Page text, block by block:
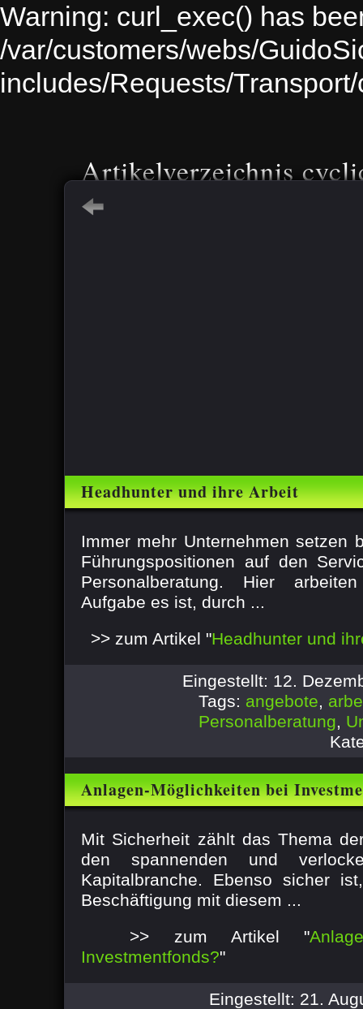
Warning: curl_exec() has
/var/customers/webs/
includes/Requests/
Artikelverzeichnis
Headhunter und ihre Arbeit
Immer mehr Unternehmen setzen
Führungspositionen auf den
Personalberatung. Hier
Aufgabe es ist, durch ...
>> zum Artikel "Headhunter und
Eingestellt: 12.
Tags: angebote,
Personalberatung,
Anlagen-Möglichkeiten bei
Mit Sicherheit zählt das Thema
den spannenden und
Kapitalbranche. Ebenso sicher
Beschäftigung mit diesem ...
>> zum Artikel "
Investmentfonds?"
Eingestellt: 21.